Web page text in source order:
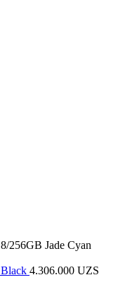
256GB Jade Cyan
4.306.000 UZS